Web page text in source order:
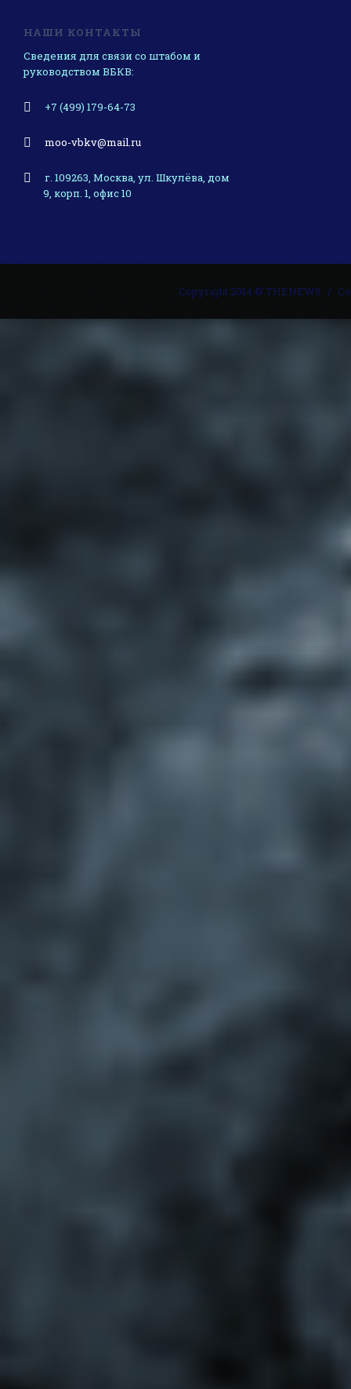
НАШИ КОНТАКТЫ
Сведения для связи со штабом и
руководством ВБКВ:
+7 (499) 179-64-73
moo-vbkv@mail.ru
г. 109263, Москва, ул. Шкулёва, дом
9, корп. 1, офис 10
Copyright 2014 © THENEWS